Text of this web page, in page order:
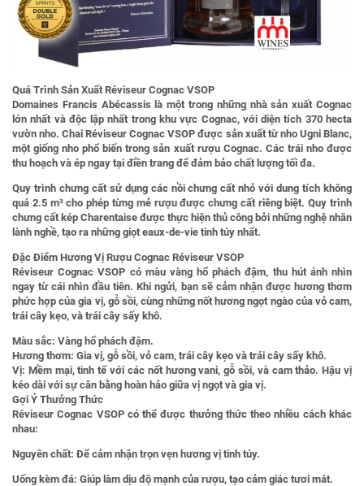
Quá Trình Sản Xuất Réviseur Cognac VSOP
Domaines Francis Abécassis là một trong những nhà sản xuất Cognac
lớn nhất và độc lập nhất trong khu vực Cognac, với diện tích 370 hecta
vườn nho. Chai Réviseur Cognac VSOP được sản xuất từ nho Ugni Blanc,
một giống nho phổ biến trong sản xuất rượu Cognac. Các trái nho được
thu hoạch và ép ngay tại điền trang để đảm bảo chất lượng tối đa.
Quy trình chưng cất sử dụng các nồi chưng cất nhỏ với dung tích không
quá 2.5 m³ cho phép từng mẻ rượu được chưng cất riêng biệt. Quy trình
chưng cất kép Charentaise được thực hiện thủ công bởi những nghệ nhân
lành nghề, tạo ra những giọt eaux-de-vie tinh túy nhất.
Đặc Điểm Hương Vị Rượu Cognac Réviseur VSOP
Réviseur Cognac VSOP có màu vàng hổ phách đậm, thu hút ánh nhìn
ngay từ cái nhìn đầu tiên. Khi ngửi, bạn sẽ cảm nhận được hương thơm
phức hợp của gia vị, gỗ sồi, cùng những nốt hương ngọt ngào của vỏ cam,
trái cây kẹo, và trái cây sấy khô.
Màu sắc: Vàng hổ phách đậm.
Hương thơm: Gia vị, gỗ sồi, vỏ cam, trái cây kẹo và trái cây sấy khô.
Vị: Mềm mại, tinh tế với các nốt hương vani, gỗ sồi, và cam thảo. Hậu vị
kéo dài với sự cân bằng hoàn hảo giữa vị ngọt và gia vị.
Gợi Ý Thưởng Thức
Réviseur Cognac VSOP có thể được thưởng thức theo nhiều cách khác
nhau:
Nguyên chất: Để cảm nhận trọn vẹn hương vị tinh túy.
Uống kèm đá: Giúp làm dịu độ mạnh của rượu, tạo cảm giác tươi mát.